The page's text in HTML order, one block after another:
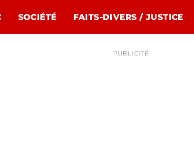
SOCIÉTÉ FAITS-DIVERS / JUSTICE
PUBLICITÉ